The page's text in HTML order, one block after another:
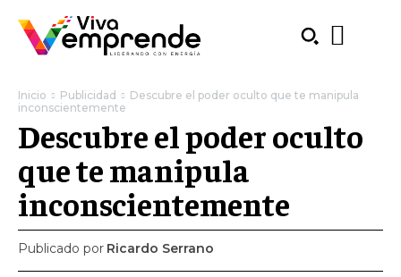
Inicio Publicidad
Descubre el poder oculto que te manipula
inconscientemente
Descubre el poder oculto
que te manipula
inconscientemente
Publicado por Ricardo Serrano